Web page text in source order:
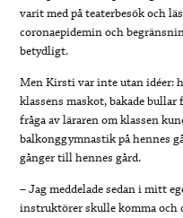
varit med på teaterbesök och
coronaepidemin och
betydligt.
Men Kirsti var inte utan idéer:
klassens maskot, bakade
fråga av läraren om klassen
balkonggymnastik på hennes
gånger till hennes gård.
– Jag meddelade sedan i mitt
instruktörer skulle komma och